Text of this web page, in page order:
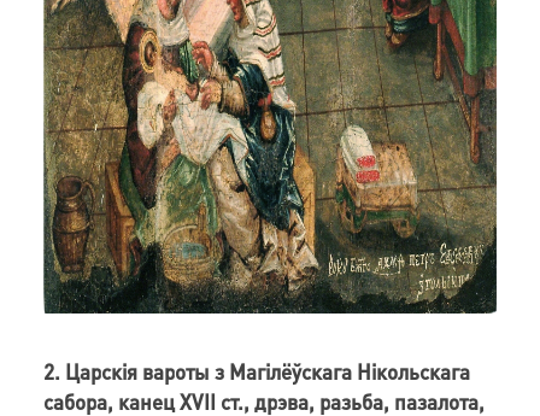
2. Царскія вароты з Магілёўскага Нікольскага
сабора, канец XVII ст., дрэва, разьба, пазалота,